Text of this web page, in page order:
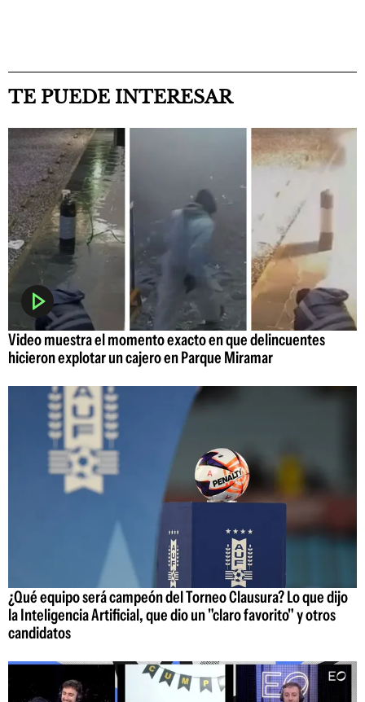
TE PUEDE INTERESAR
Video muestra el momento exacto en que delincuentes
hicieron explotar un cajero en Parque Miramar
¿Qué equipo será campeón del Torneo Clausura? Lo que dijo
la Inteligencia Artificial, que dio un "claro favorito" y otros
candidatos